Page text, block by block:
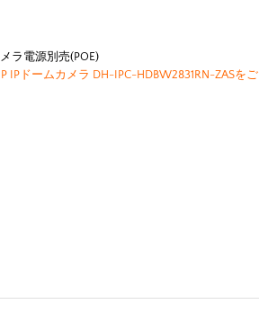
ラ電源別売(POE)
ドームカメラ DH-IPC-HDBW2831RN-ZASをご